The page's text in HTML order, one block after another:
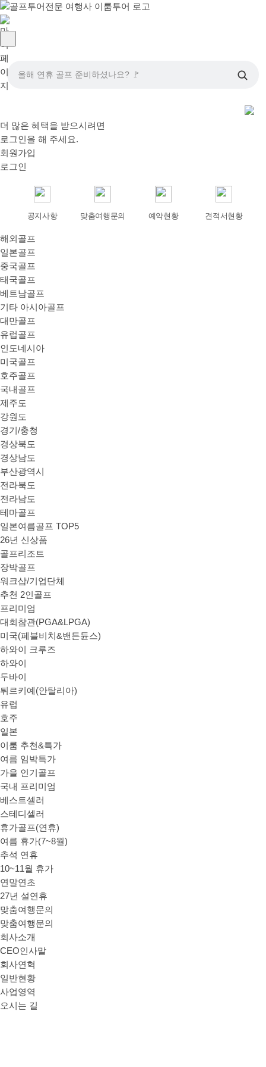
올해 연휴 골프 준비하셨나요? 🚩
더 많은 혜택을 받으시려면
로그인 을 해 주세요.
회원가입
로그인
공지사항 맞춤여행문의 예약현황 견적서현황
해외골프
일본골프
중국골프
태국골프
베트남골프
기타 아시아골프
대만골프
유럽골프
인도네시아
미국골프
호주골프
국내골프
제주도
강원도
경기/충청
경상북도
경상남도
부산광역시
전라북도
전라남도
테마골프
일본여름골프 TOP5
26년 신상품
골프리조트
장박골프
워크샵/기업단체
추천 2인골프
프리미엄
대회참관(PGA&LPGA)
미국(페블비치&밴든듄스)
하와이 크루즈
하와이
두바이
튀르키예(안탈리아)
유럽
호주
일본
이룸 추천&특가
여름 임박특가
가을 인기골프
국내 프리미엄
베스트셀러
스테디셀러
휴가골프(연휴)
여름 휴가(7~8월)
추석 연휴
10~11월 휴가
연말연초
27년 설연휴
맞춤여행문의
맞춤여행문의
회사소개
CEO인사말
회사연혁
일반현황
사업영역
오시는 길